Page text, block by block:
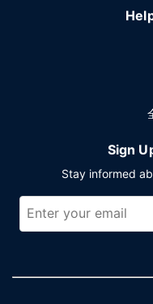
Sign
Stay informed